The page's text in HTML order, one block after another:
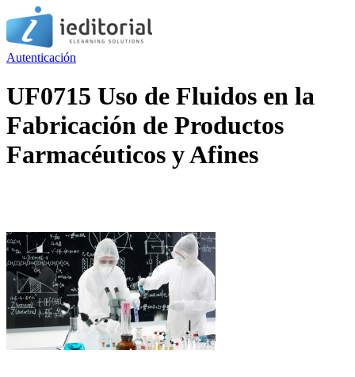
Autenticación
UF0715 Uso de Fluidos en la
Fabricación de Productos
Farmacéuticos y Afines